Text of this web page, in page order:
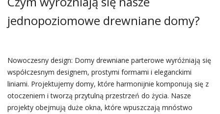
jednopoziomowe drewniane domy?
Nowoczesny design: Domy drewniane parterowe wyróżniają się
współczesnym designem, prostymi formami i eleganckimi
liniami. Projektujemy domy, które harmonijnie komponują się z
otoczeniem i tworzą przytulną przestrzeń do życia. Nasze
projekty obejmują duże okna, które wpuszczają mnóstwo